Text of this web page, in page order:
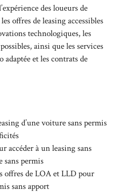
des loueurs de
offres de leasing accessibles
technologiques, les
ainsi que les services
adaptée et les contrats de
d’une voiture sans permis
accéder à un leasing sans
sans permis
offres de LOA et LLD pour
sans apport